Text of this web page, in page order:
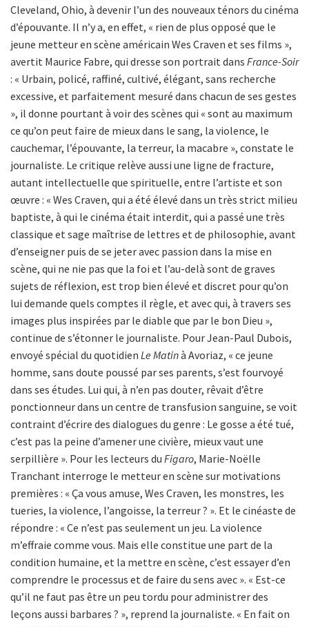
Cleveland, Ohio, à devenir l’un des nouveaux ténors du cinéma
d’épouvante. Il n’y a, en effet, « rien de plus opposé que le
jeune metteur en scène américain Wes Craven et ses films »,
avertit Maurice Fabre, qui dresse son portrait dans France-Soir
: « Urbain, policé, raffiné, cultivé, élégant, sans recherche
excessive, et parfaitement mesuré dans chacun de ses gestes
», il donne pourtant à voir des scènes qui « sont au maximum
ce qu’on peut faire de mieux dans le sang, la violence, le
cauchemar, l’épouvante, la terreur, la macabre », constate le
journaliste. Le critique relève aussi une ligne de fracture,
autant intellectuelle que spirituelle, entre l’artiste et son
œuvre : « Wes Craven, qui a été élevé dans un très strict milieu
baptiste, à qui le cinéma était interdit, qui a passé une très
classique et sage maîtrise de lettres et de philosophie, avant
d’enseigner puis de se jeter avec passion dans la mise en
scène, qui ne nie pas que la foi et l’au-delà sont de graves
sujets de réflexion, est trop bien élevé et discret pour qu’on
lui demande quels comptes il règle, et avec qui, à travers ses
images plus inspirées par le diable que par le bon Dieu »,
continue de s’étonner le journaliste. Pour Jean-Paul Dubois,
envoyé spécial du quotidien Le Matinà Avoriaz, « ce jeune
homme, sans doute poussé par ses parents, s’est fourvoyé
dans ses études. Lui qui, à n’en pas douter, rêvait d’être
ponctionneur dans un centre de transfusion sanguine, se voit
contraint d’écrire des dialogues du genre : Le gosse a été tué,
c’est pas la peine d’amener une civière, mieux vaut une
serpillière ». Pour les lecteurs du Figaro, Marie-Noëlle
Tranchant interroge le metteur en scène sur motivations
premières : « Ça vous amuse, Wes Craven, les monstres, les
tueries, la violence, l’angoisse, la terreur ? ». Et le cinéaste de
répondre : « Ce n’est pas seulement un jeu. La violence
m’effraie comme vous. Mais elle constitue une part de la
condition humaine, et la mettre en scène, c’est essayer d’en
comprendre le processus et de faire du sens avec ». « Est-ce
qu’il ne faut pas être un peu tordu pour administrer des
leçons aussi barbares ? », reprend la journaliste. « En fait on